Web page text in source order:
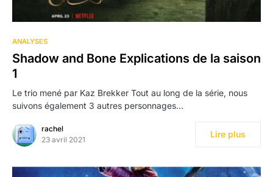
ANALYSES
Shadow and Bone Explications de la saison
1
Le trio mené par Kaz Brekker Tout au long de la série, nous
suivons également 3 autres personnages…
rachel
23 avril 2021
Lire plus